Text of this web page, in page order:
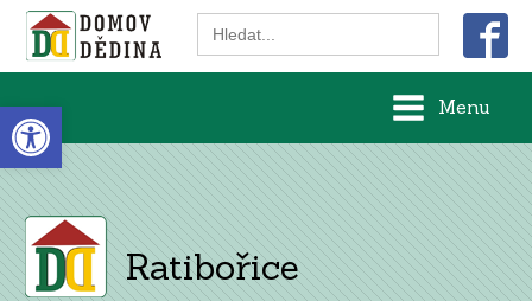
Open toolbar
Search
for:
Menu
Ratibořice